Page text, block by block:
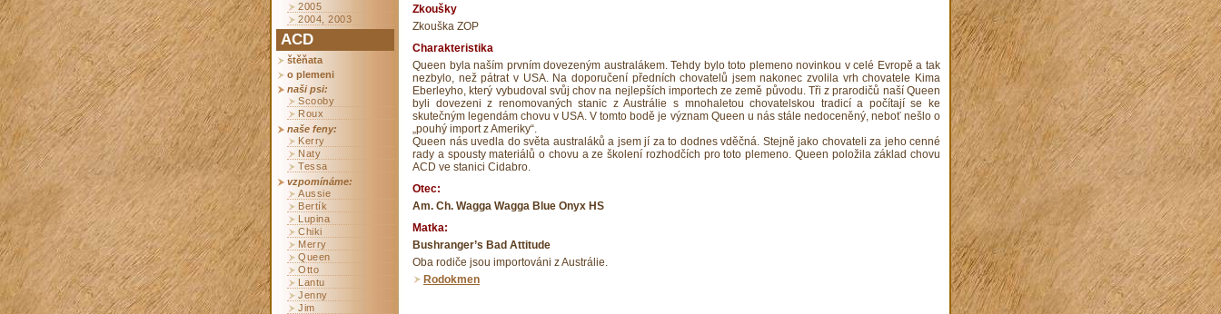
2005
2004, 2003
ACD
štěňata
o plemeni
naši psi:
Scooby
Roux
naše feny:
Kerry
Naty
Tessa
vzpomínáme:
Aussie
Bertík
Lupina
Chiki
Merry
Queen
Otto
Lantu
Jenny
Jim
Zkoušky
Zkouška ZOP
Charakteristika
Queen byla naším prvním dovezeným australákem. Tehdy bylo toto plemeno novinkou v celé Evropě a tak
nezbylo, než pátrat v USA. Na doporučení předních chovatelů jsem nakonec zvolila vrh chovatele Kima
Eberleyho, který vybudoval svůj chov na nejlepších importech ze země původu. Tři z prarodičů naší Queen
byli dovezeni z renomovaných stanic z Austrálie s mnohaletou chovatelskou tradicí a počítají se ke
skutečným legendám chovu v USA. V tomto bodě je význam Queen u nás stále nedoceněný, neboť nešlo o
„pouhý import z Ameriky“.
Queen nás uvedla do světa australáků a jsem jí za to dodnes vděčná. Stejně jako chovateli za jeho cenné
rady a spousty materiálů o chovu a ze školení rozhodčích pro toto plemeno. Queen položila základ chovu
ACD ve stanici Cidabro.
Otec:
Am. Ch. Wagga Wagga Blue Onyx HS
Matka:
Bushranger’s Bad Attitude
Oba rodiče jsou importováni z Austrálie.
Rodokmen